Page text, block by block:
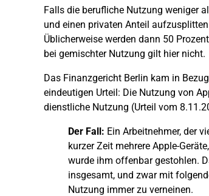
Falls die berufliche Nutzung weniger
und einen privaten Anteil
Üblicherweise werden dann 50
bei gemischter Nutzung gilt hier nicht.
Das Finanzgericht Berlin kam in
eindeutigen Urteil: Die Nutzung von
dienstliche Nutzung (Urteil vom
Der Fall: Ein Arbeitnehmer, der
kurzer Zeit mehrere Apple-
wurde ihm offenbar gestohlen.
insgesamt, und zwar mit
Nutzung immer zu verneinen.